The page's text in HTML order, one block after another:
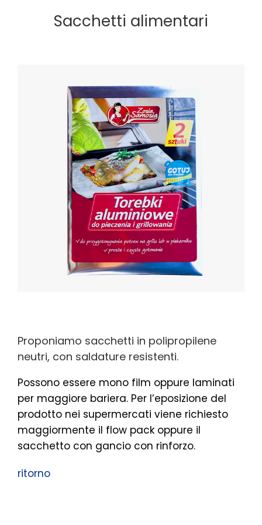
Sacchetti alimentari
Proponiamo sacchetti in polipropilene
neutri, con saldature resistenti.
Possono essere mono film oppure laminati
per maggiore bariera. Per l’eposizione del
prodotto nei supermercati viene richiesto
maggiormente il flow pack oppure il
sacchetto con gancio con rinforzo.
ritorno